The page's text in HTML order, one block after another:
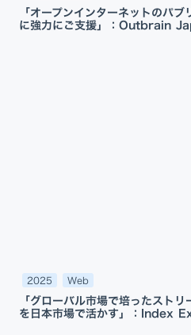
「オープンインターネットのパ
に強力にご支援」：Outbrain
2025 Web
「グローバル市場で培ったスト
を日本市場で活かす」：Index